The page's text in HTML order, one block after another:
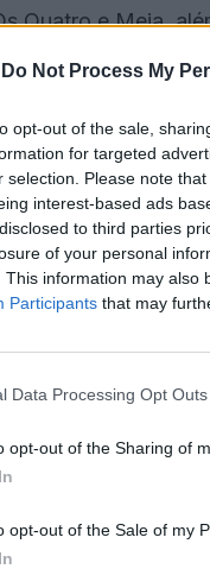
Do Not Process My
opt-out of the sale,
for targeted
selection. Please note
interest-based ads
to third parties
of your personal
This information may also
Participants that may
Data Processing Opt Outs
opt-out of the Sharing of
opt-out of the Sale of my
Quatro e Meia,
como Quim das
mais de 150
exposição, ao
local e
tasquinhas e o
Este ano,
experiência
de ovinos e
entrega de